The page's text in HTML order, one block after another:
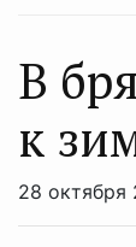
В
к
28 октября